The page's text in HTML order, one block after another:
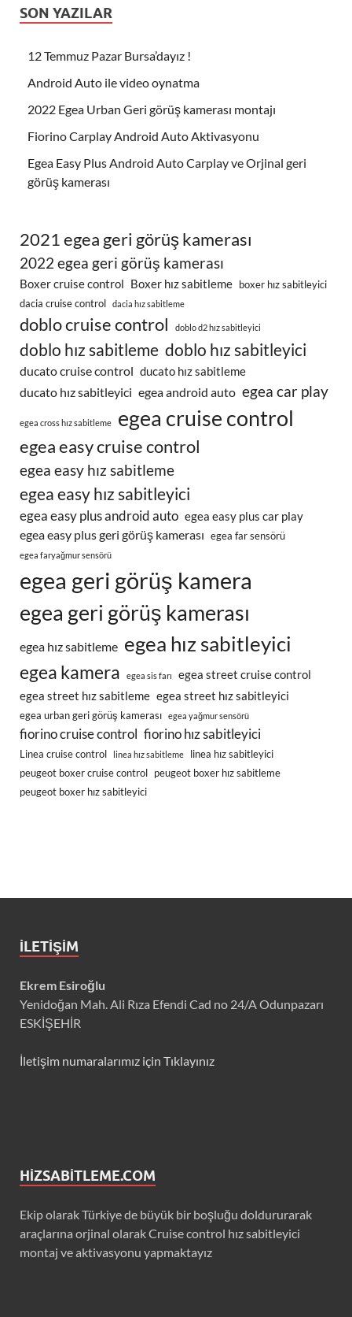
SON YAZILAR
12 Temmuz Pazar Bursa’dayız !
Android Auto ile video oynatma
2022 Egea Urban Geri görüş kamerası montajı
Fiorino Carplay Android Auto Aktivasyonu
Egea Easy Plus Android Auto Carplay ve Orjinal geri
görüş kamerası
2021 egea geri görüş kamerası
2022 egea geri görüş kamerası
Boxer cruise control Boxer hız sabitleme boxer hız sabitleyici
dacia cruise control
dacia hız sabitleme
doblo cruise control doblo d2 hız sabitleyici
doblo hız sabitleme doblo hız sabitleyici
ducato cruise control ducato hız sabitleme
ducato hız sabitleyici egea android auto egea car play
egea cross hız sabitleme egea cruise control
egea easy cruise control
egea easy hız sabitleme
egea easy hız sabitleyici
egea easy plus android auto egea easy plus car play
egea easy plus geri görüş kamerası egea far sensörü
egea faryağmur sensörü
egea geri görüş kamera
egea geri görüş kamerası
egea hız sabitleme egea hız sabitleyici
egea kamera egea sis farı
egea street cruise control
egea street hız sabitleme egea street hız sabitleyici
egea urban geri görüş kamerası egea yağmur sensörü
fiorino cruise control fiorino hız sabitleyici
Linea cruise control linea hız sabitleme
linea hız sabitleyici
peugeot boxer cruise control peugeot boxer hız sabitleme
peugeot boxer hız sabitleyici
İLETIŞIM
Ekrem Esiroğlu
Yenidoğan Mah. Ali Rıza Efendi Cad no 24/A Odunpazarı
ESKİŞEHİR
İletişim numaralarımız için Tıklayınız
HIZSABITLEME.COM
Ekip olarak Türkiye de büyük bir boşluğu doldururarak
araçlarına orjinal olarak Cruise control hız sabitleyici
montaj ve aktivasyonu yapmaktayız